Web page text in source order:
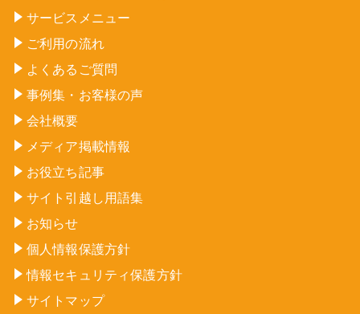
サービスメニュー
ご利用の流れ
よくあるご質問
事例集・お客様の声
会社概要
メディア掲載情報
お役立ち記事
サイト引越し用語集
お知らせ
個人情報保護方針
情報セキュリティ保護方針
サイトマップ